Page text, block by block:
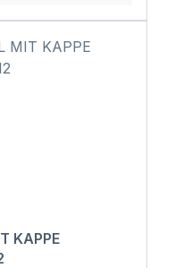
KAPPE